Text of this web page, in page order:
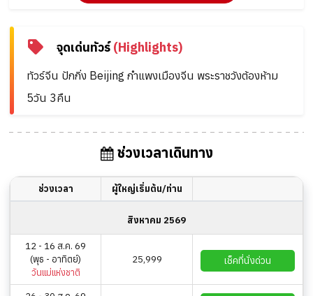
จุดเด่นทัวร์(Highlights)
ทัวร์จีน ปักกิ่ง Beijing กำแพงเมืองจีน พระราชวังต้องห้าม
5วัน 3คืน
ช่วงเวลาเดินทาง
ช่วงเวลา ผู้ใหญ่เริ่มต้น/ท่าน
สิงหาคม 2569
12 - 16 ส.ค. 69
(พุธ - อาทิตย์)
วันแม่แห่งชาติ
25,999 เช็คที่นั่งด่วน